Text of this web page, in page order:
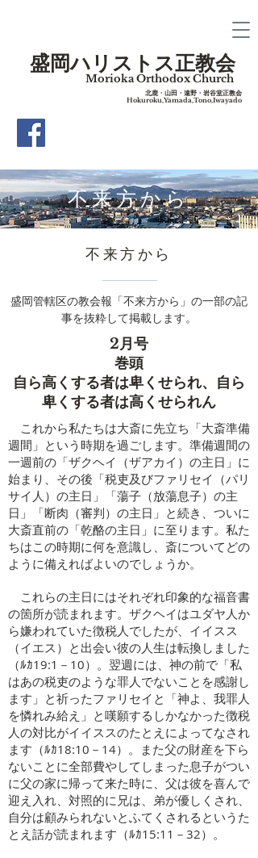
盛岡ハリストス正教会
Morioka Orthodox Church
​北鹿・山田・遠野・岩谷堂正教会
Hokuroku,Yamada,Tono,Iwayado
​不来方から
​不来方から
盛岡管轄区の教会報「不来方から」の一部の記
事を抜粋して掲載します。
2月号
​巻頭
自ら高くする者は卑くせられ、自ら
卑くする者は高くせられん
これから私たちは大斎に先立ち「大斎準備
週間」という時期を過ごします。準備週間の
一週前の「ザクヘイ（ザアカイ）の主日」に
始まり、その後「税吏及びファリセイ（パリ
サイ人）の主日」「蕩子（放蕩息子）の主
日」「断肉（審判）の主日」と続き、ついに
大斎直前の「乾酪の主日」に至ります。私た
ちはこの時期に何を意識し、斎についてどの
ように備えればよいのでしょうか。
これらの主日にはそれぞれ印象的な福音書
の箇所が読まれます。ザクヘイはユダヤ人か
ら嫌われていた徴税人でしたが、イイスス
（イエス）と出会い彼の人生は転換しました
（ﾙｶ19:1－10）。翌週には、神の前で「私
はあの税吏のような罪人でないことを感謝し
ます」と祈ったファリセイと「神よ、我罪人
を憐れみ給え」と嘆願するしかなかった徴税
人の対比がイイススのたとえによってなされ
ます（ﾙｶ18:10－14）。また父の財産を下ら
ないことに全部費やしてしまった息子がつい
に父の家に帰って来た時に、父は彼を喜んで
迎え入れ、対照的に兄は、弟が優しくされ、
自分は顧みられないとふてくされるというた
とえ話が読まれます（ﾙｶ15:11－32）。